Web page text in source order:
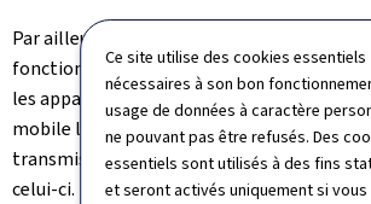
Ce site utilise des cookies essentiels
nécessaires à son bon
usage de données à caractère
ne pouvant pas être refusés. Des
essentiels sont utilisés à des fins
et seront activés uniquement si vous
Par ailleurs, il est rappelé que le système
fonctionne pas sur base d'inscriptions.
les appareils mobiles connectés à une
mobile luxembourgeois au moment du
transmission du message test par SMS
celui-ci.